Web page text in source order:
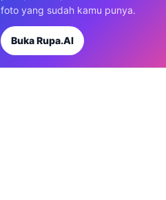
foto yang sudah kamu punya.
Buka Rupa.AI